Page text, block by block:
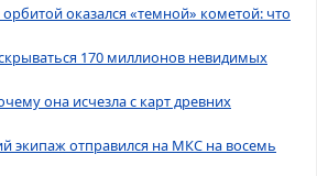
оказался «темной» кометой: что
170 миллионов невидимых
она исчезла с карт древних
экипаж отправился на МКС на восемь